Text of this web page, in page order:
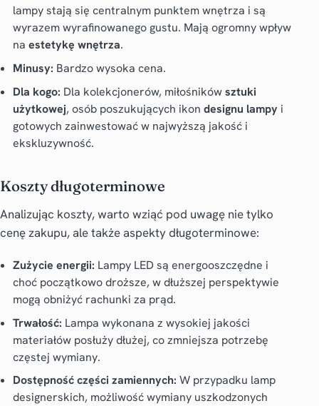
lampy stają się centralnym punktem wnętrza i są
wyrazem wyrafinowanego gustu. Mają ogromny wpływ
na estetykę wnętrza.
Minusy: Bardzo wysoka cena.
Dla kogo: Dla kolekcjonerów, miłośnikówsztuki
użytkowej, osób poszukujących ikon designu lampyi
gotowych zainwestować w najwyższą jakość i
ekskluzywność.
Koszty długoterminowe
Analizując koszty, warto wziąć pod uwagę nie tylko
cenę zakupu, ale także aspekty długoterminowe:
Zużycie energii: Lampy LED są energooszczędne i
choć początkowo droższe, w dłuższej perspektywie
mogą obniżyć rachunki za prąd.
Trwałość: Lampa wykonana z wysokiej jakości
materiałów posłuży dłużej, co zmniejsza potrzebę
częstej wymiany.
Dostępność części zamiennych: W przypadku lamp
designerskich, możliwość wymiany uszkodzonych